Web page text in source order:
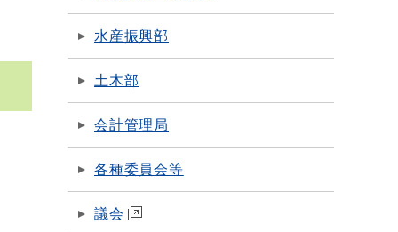
水産振興部
土木部
会計管理局
各種委員会等
議会